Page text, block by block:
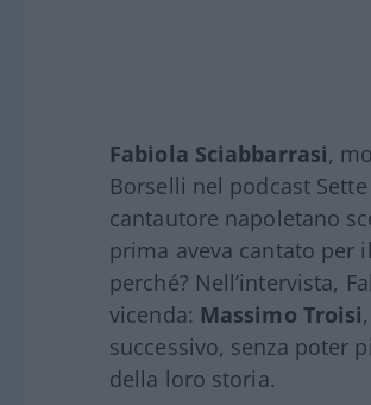
Fabiola Sciabbarrasi,
Borselli nel podcast
cantautore napoletano
prima aveva cantato per
perché? Nell’intervista,
vicenda: Massimo Troisi
successivo, senza poter
della loro storia.